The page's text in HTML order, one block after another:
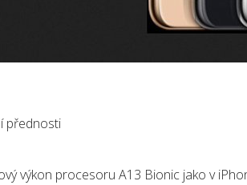
přednosti
výkon procesoru A13 Bionic jako v